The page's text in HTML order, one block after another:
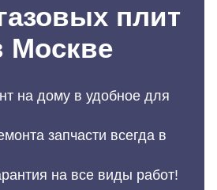
плит
Москве
на дому в удобное для
запчасти всегда в
на все виды работ!